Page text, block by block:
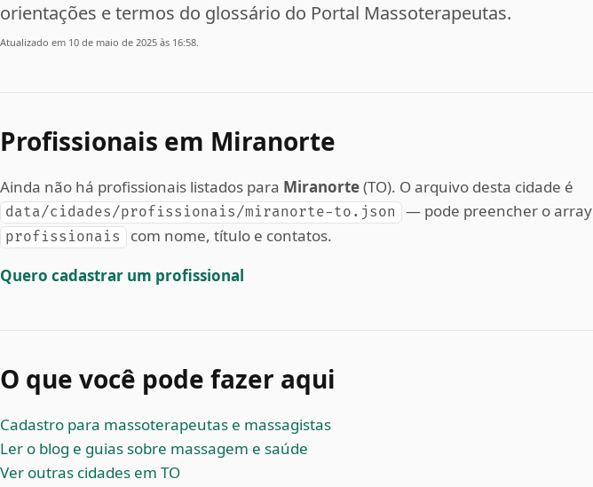
orientações e termos do glossário do Portal Massoterapeutas.
Atualizado em 10 de maio de 2025 às 16:58.
Profissionais em Miranorte
Ainda não há profissionais listados para Miranorte(TO). O arquivo desta cidade é
data/cidades/profissionais/miranorte-to.json — pode preencher o array
profissionais
com nome, título e contatos.
Quero cadastrar um profissional
O que você pode fazer aqui
Cadastro para massoterapeutas e massagistas
Ler o blog e guias sobre massagem e saúde
Ver outras cidades em TO